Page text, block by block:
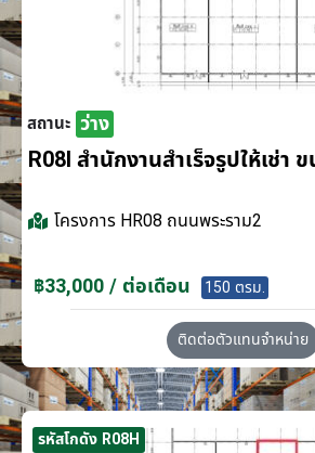
สถานะ ว่าง
R08I สำนักงานสำเร็จรูปให้เช่า
โครงการ HR08 ถนนพระราม2
฿33,000 / ต่อเดือน 150 ตรม.
ติดต่อตัวแทนจำหน่าย
รหัสโกดัง R08H